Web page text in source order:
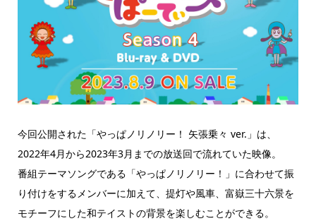
今回公開された「やっぱノリノリー！ 矢張乗々 ver.」は、
2022年4月から2023年3月までの放送回で流れていた映像。
番組テーマソングである「やっぱノリノリー！」に合わせて振
り付けをするメンバーに加えて、提灯や風車、富嶽三十六景を
モチーフにした和テイストの背景を楽しむことができる。